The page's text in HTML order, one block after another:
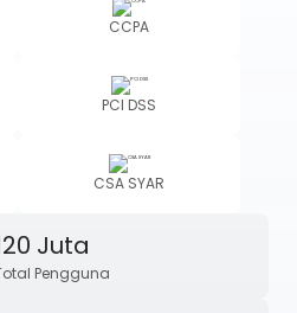
CCPA
PCI DSS
CSA SYAR
Juta
Pengguna